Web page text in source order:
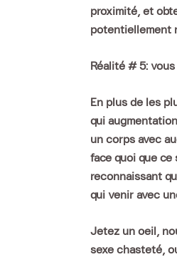
proximité, et
potentiellement
Réalité # 5:
En plus de les
qui
un corps avec
face quoi que ce
reconnaissant
qui venir avec
Jetez un oeil,
sexe chasteté,